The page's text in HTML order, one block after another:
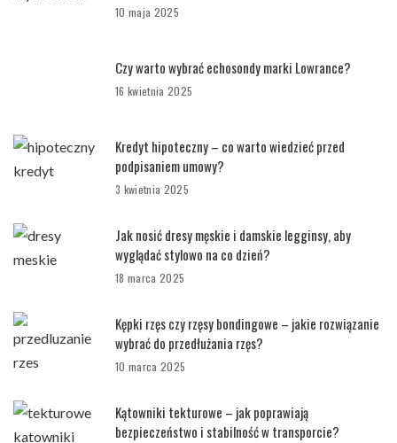
10 maja 2025
Czy warto wybrać echosondy marki Lowrance?
16 kwietnia 2025
Kredyt hipoteczny – co warto wiedzieć przed
podpisaniem umowy?
3 kwietnia 2025
Jak nosić dresy męskie i damskie legginsy, aby
wyglądać stylowo na co dzień?
18 marca 2025
Kępki rzęs czy rzęsy bondingowe – jakie rozwiązanie
wybrać do przedłużania rzęs?
10 marca 2025
Kątowniki tekturowe – jak poprawiają
bezpieczeństwo i stabilność w transporcie?